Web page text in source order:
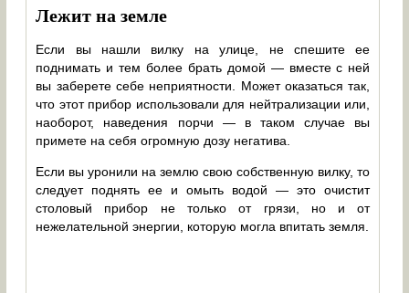
Лежит на земле
Если вы нашли вилку на улице, не спешите ее
поднимать и тем более брать домой — вместе с ней
вы заберете себе неприятности. Может оказаться так,
что этот прибор использовали для нейтрализации или,
наоборот, наведения порчи — в таком случае вы
примете на себя огромную дозу негатива.
Если вы уронили на землю свою собственную вилку, то
следует поднять ее и омыть водой — это очистит
столовый прибор не только от грязи, но и от
нежелательной энергии, которую могла впитать земля.